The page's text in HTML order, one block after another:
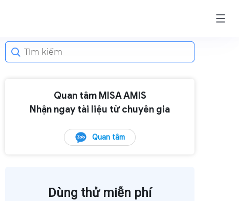
Search
for:
Quan tâm MISA AMIS
Nhận ngay tài liệu từ chuyên gia
Quan tâm
Dùng thử miễn phí